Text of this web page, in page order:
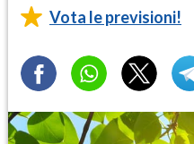
Vota le previsioni!